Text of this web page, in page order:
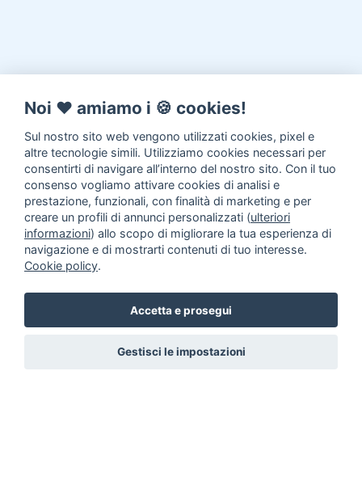
Noi ♥️ amiamo i 🍪 cookies!
Sul nostro sito web vengono utilizzati cookies, pixel e
altre tecnologie simili. Utilizziamo cookies necessari per
consentirti di navigare all’interno del nostro sito. Con il tuo
consenso vogliamo attivare cookies di analisi e
prestazione, funzionali, con finalità di marketing e per
creare un profili di annunci personalizzati (ulteriori
informazioni) allo scopo di migliorare la tua esperienza di
navigazione e di mostrarti contenuti di tuo interesse.
Cookie policy.
Accetta e prosegui
Gestisci le impostazioni